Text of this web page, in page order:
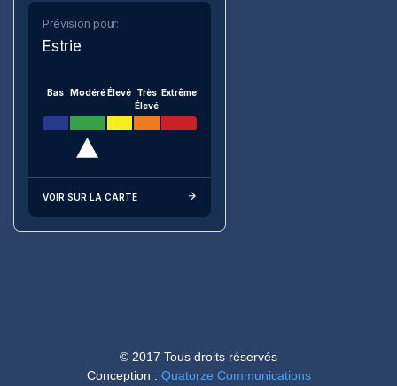
Prévision pour:
Estrie
Bas Modéré Élevé Très
Élevé
Extrême
VOIR SUR LA CARTE
© 2017 Tous droits réservés
Conception : Quatorze Communications